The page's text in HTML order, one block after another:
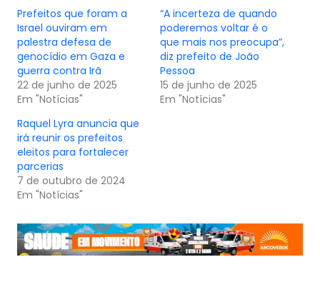
Prefeitos que foram a
Israel ouviram em
palestra defesa de
genocídio em Gaza e
guerra contra Irã
22 de junho de 2025
Em "Notícias"
“A incerteza de quando
poderemos voltar é o
que mais nos preocupa”,
diz prefeito de João
Pessoa
15 de junho de 2025
Em "Notícias"
Raquel Lyra anuncia que
irá reunir os prefeitos
eleitos para fortalecer
parcerias
7 de outubro de 2024
Em "Notícias"